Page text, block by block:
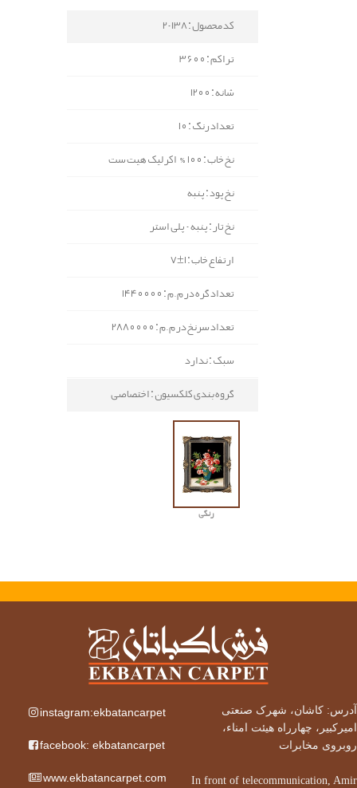
کد محصول : 138-2
تراکم : 3600
شانه : 1200
تعداد رنگ : 10
نخ خاب : 100% اکرلیک هیت ست
نخ پود : پنبه
نخ تار : پنبه - پلی استر
ارتفاع خاب : 1±7
تعداد گره در م.م : 1440000
تعداد سرنخ در م.م : 2880000
سبک : ندارد
گروه بندی کلکسیون : اختصاصی
رنگی
آدرس: کاشان، شهرک صنعتی
امیرکبیر، چهارراه هیئت امناء،
روبروی مخابرات
In front of telecommunication, Amir
instagram:ekbatancarpet
facebook: ekbatancarpet
www.ekbatancarpet.com